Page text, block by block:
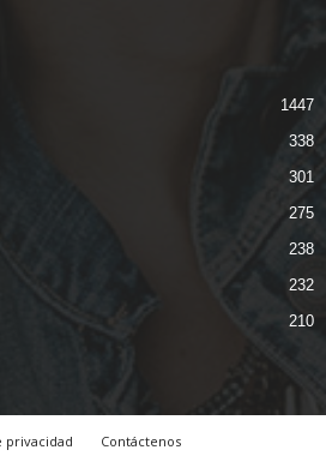
1447
338
301
275
238
232
210
privacidad Contáctenos